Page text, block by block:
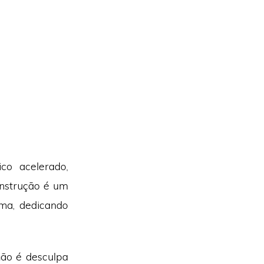
acelerado,
é um
dedicando
é desculpa